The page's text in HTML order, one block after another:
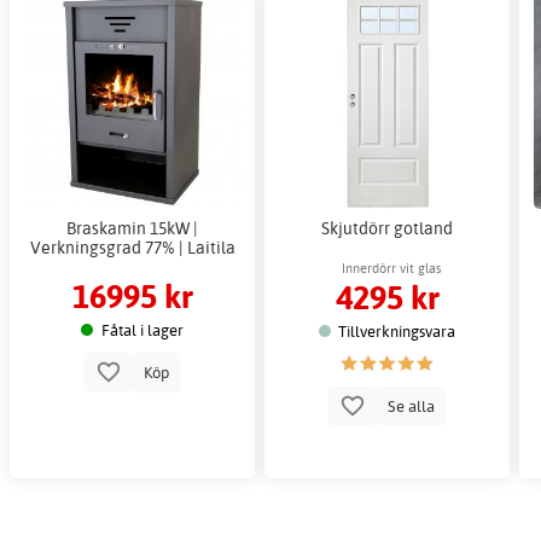
Braskamin 15kW |
Verkningsgrad 77% | Laitila
16995 kr
Fåtal i lager
Köp
Skjutdörr gotland
Innerdörr vit glas
4295 kr
Tillverkningsvara
Se alla